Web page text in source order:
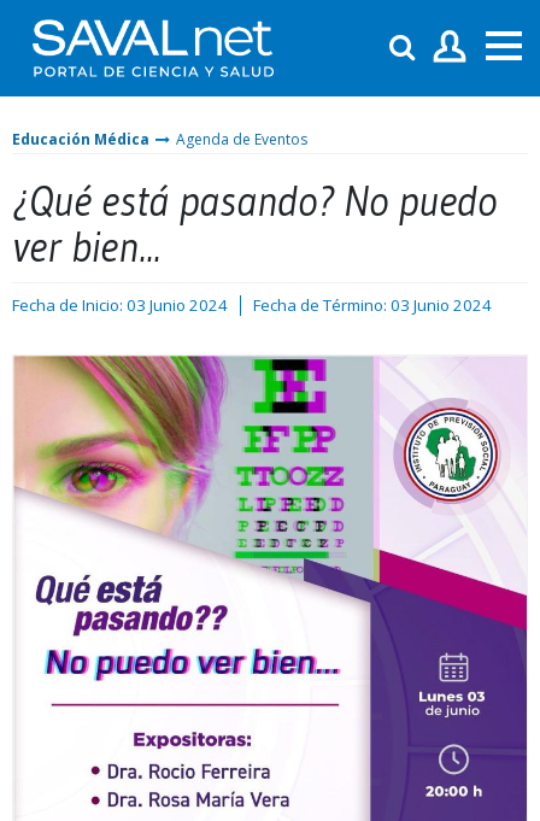
Educación Médica Agenda de Eventos
¿Qué está pasando? No puedo
ver bien...
Fecha de Inicio: 03 Junio 2024 Fecha de Término: 03 Junio 2024